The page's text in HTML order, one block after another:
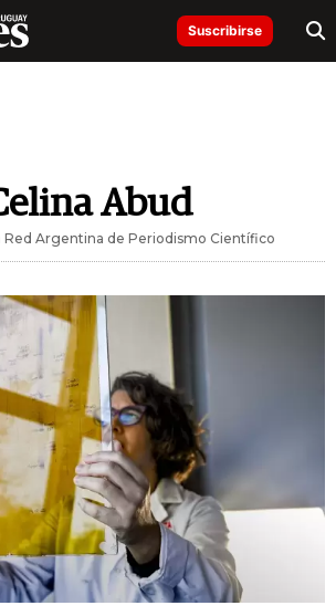
Suscribirse
Abud
Red Argentina de Periodismo Científico